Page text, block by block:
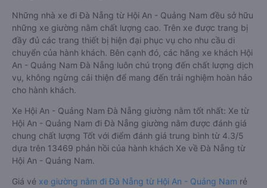
Những nhà xe đi Đà Nẵng từ Hội An - Quảng Nam đều sở hữu
những xe giường nằm chất lượng cao. Trên xe được trang bị
đầy đủ các trang thiết bị hiện đại phục vụ cho nhu cầu di
chuyển của hành khách. Bên cạnh đó, các hãng xe khách Hội
An - Quảng Nam Đà Nẵng luôn chú trọng đến chất lượng dịch
vụ, không ngừng cải thiện để mang đến trải nghiệm hoàn hảo
cho hành khách.
Xe Hội An - Quảng Nam Đà Nẵng giường nằm tốt nhất: Xe từ
Hội An - Quảng Nam đi Đà Nẵng giường nằm được đánh giá
chung chất lượng Tốt với điểm đánh giá trung bình từ 4.3/5
dựa trên 13469 phản hồi của hành khách Xe về Đà Nẵng từ
Hội An - Quảng Nam.
Giá vé xe giường nằm đi Đà Nẵng từ Hội An - Quảng Nam rẻ